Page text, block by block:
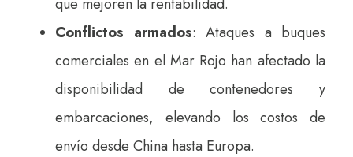
Conflictos armados: Ataques a buques
comerciales en el Mar Rojo han afectado la
disponibilidad de contenedores y
embarcaciones, elevando los costos de
envío desde China hasta Europa.